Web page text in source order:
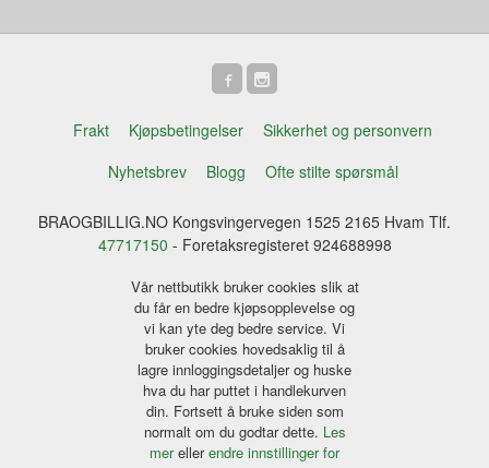
Frakt Kjøpsbetingelser
Sikkerhet og personvern
Nyhetsbrev
Blogg Ofte stilte spørsmål
BRAOGBILLIG.NO Kongsvingervegen 1525 2165 Hvam Tlf.
47717150 - Foretaksregisteret 924688998
Vår nettbutikk bruker cookies slik at
du får en bedre kjøpsopplevelse og
vi kan yte deg bedre service. Vi
bruker cookies hovedsaklig til å
lagre innloggingsdetaljer og huske
hva du har puttet i handlekurven
din. Fortsett å bruke siden som
normalt om du godtar dette. Les
merellerendre innstillinger for